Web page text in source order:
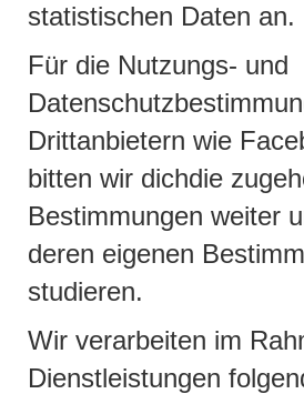
statistischen Daten an.
Für die Nutzungs- und
Drittanbietern wie
bitten wir dichdie
Bestimmungen weiter
deren eigenen
studieren.
Wir verarbeiten im
Dienstleistungen